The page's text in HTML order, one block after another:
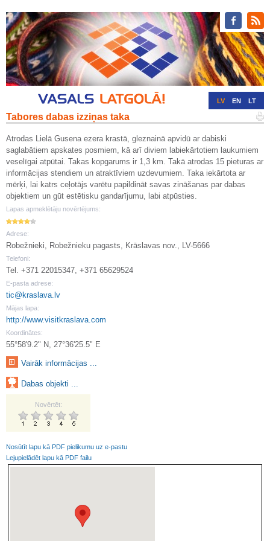
LV EN LT
Tabores dabas izziņas taka
Atrodas Lielā Gusena ezera krastā, gleznainā apvidū ar dabiski
saglabātiem apskates posmiem, kā arī diviem labiekārtotiem laukumiem
veselīgai atpūtai. Takas kopgarums ir 1,3 km. Takā atrodas 15 pieturas ar
informācijas stendiem un atraktīviem uzdevumiem. Taka iekārtota ar
mērķi, lai katrs ceļotājs varētu papildināt savas zināšanas par dabas
objektiem un gūt estētisku gandarījumu, labi atpūsties.
Lapas apmeklētāju novērtējums:
Adrese:
Robežnieki, Robežnieku pagasts, Krāslavas nov., LV-5666
Telefoni:
Tel. +371 22015347, +371 65629524
E-pasta adrese:
tic@kraslava.lv
Mājas lapa:
http://www.visitkraslava.com
Koordinātes:
55°58'9.2" N, 27°36'25.5" E
Vairāk informācijas ...
Dabas objekti ...
Novērtēt:
Nosūtīt lapu kā PDF pielikumu uz e-pastu
Lejupielādēt lapu kā PDF failu